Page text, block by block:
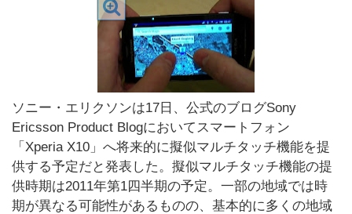
ソニー・エリクソンは17日、公式のブログSony
Ericsson Product Blogにおいてスマートフォン
「Xperia X10」へ将来的に擬似マルチタッチ機能を提
供する予定だと発表した。擬似マルチタッチ機能の提
供時期は2011年第1四半期の予定。一部の地域では時
期が異なる可能性があるものの、基本的に多くの地域